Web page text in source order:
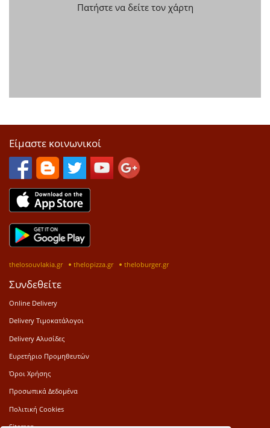
Πατήστε να δείτε τον χάρτη
Είμαστε κοινωνικοί
thelosouvlakia.gr thelopizza.gr theloburger.gr
Συνδεθείτε
Online Delivery
Delivery Τιμοκατάλογοι
Delivery Αλυσίδες
Ευρετήριο Προμηθευτών
Όροι Χρήσης
Προσωπικά Δεδομένα
Πολιτική Cookies